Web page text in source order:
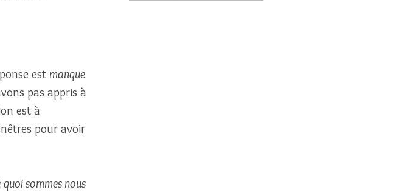
est manque
pas appris à
est à
pour avoir
quoi sommes nous